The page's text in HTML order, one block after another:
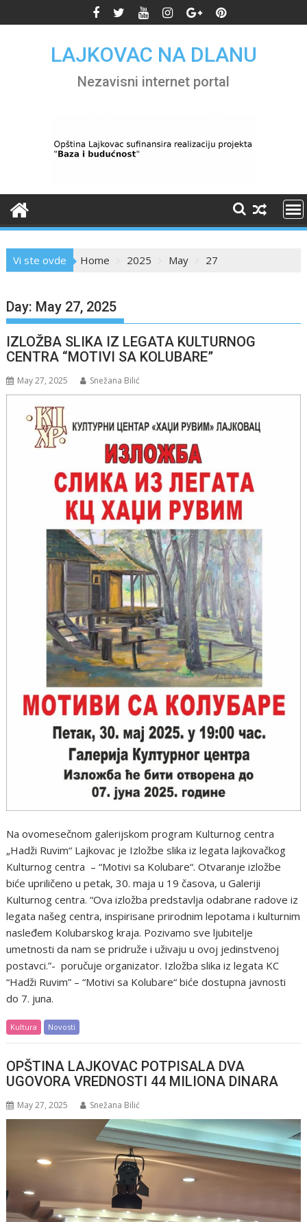
to
LAJKOVAC NA DLANU
Nezavisni internet portal
Vi ste ovde Home 2025 May 27
Day: May 27, 2025
IZLOŽBA SLIKA IZ LEGATA KULTURNOG
CENTRA “MOTIVI SA KOLUBARE”
May 27, 2025 Snežana Bilić
Na ovomesečnom galerijskom program Kulturnog centra
„Hadži Ruvim“ Lajkovac je Izložbe slika iz legata lajkovačkog
Kulturnog centra – “Motivi sa Kolubare“. Otvaranje izložbe
biće upriličeno u petak, 30. maja u 19 časova, u Galeriji
Kulturnog centra. “Ova izložba predstavlja odabrane radove iz
legata našeg centra, inspirisane prirodnim lepotama i kulturnim
nasleđem Kolubarskog kraja. Pozivamo sve ljubitelje
umetnosti da nam se pridruže i uživaju u ovoj jedinstvenoj
postavci.”- poručuje organizator. Izložba slika iz legata KC
“Hadži Ruvim” – “Motivi sa Kolubare“ biće dostupna javnosti
do 7. juna.
Kultura Novosti
OPŠTINA LAJKOVAC POTPISALA DVA
UGOVORA VREDNOSTI 44 MILIONA DINARA
May 27, 2025 Snežana Bilić